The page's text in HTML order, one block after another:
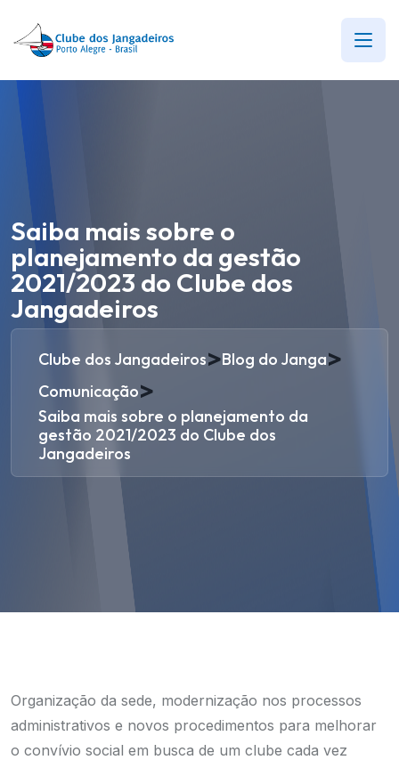
Saiba mais sobre o
planejamento da gestão
2021/2023 do Clube dos
Jangadeiros
Clube dos Jangadeiros>Blog do Janga>
Comunicação>
Saiba mais sobre o planejamento da
gestão 2021/2023 do Clube dos
Jangadeiros
Organização da sede, modernização nos processos
administrativos e novos procedimentos para melhorar
o convívio social em busca de um clube cada vez